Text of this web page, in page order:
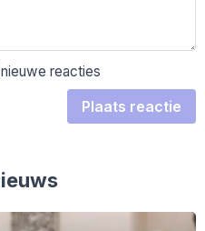
reacties
Plaats reactie